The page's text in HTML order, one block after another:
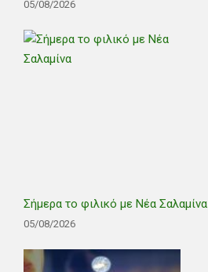
05/08/2026
Σήμερα το φιλικό με Νέα Σαλαμίνα
05/08/2026